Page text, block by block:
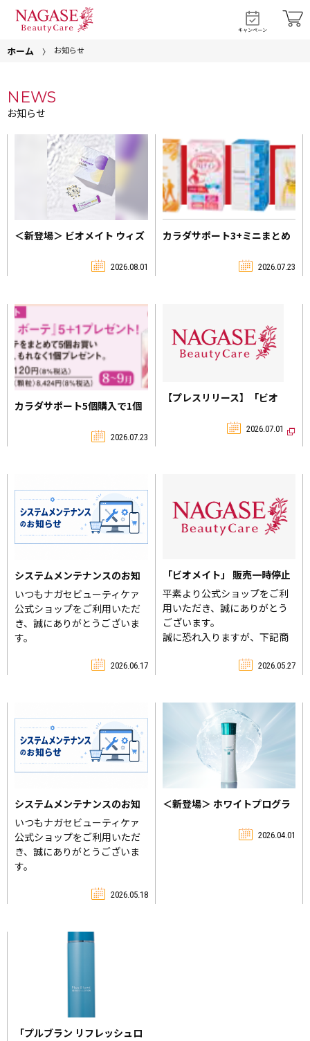
キャンペーン
ホーム お知らせ
NEWS
お知らせ
＜新登場＞ ビオメイト ウィズ
2026.08.01
カラダサポート3+ミニまとめ
買いキャンペーン
2026.07.23
カラダサポート5個購入で1個
プレゼント
2026.07.23
【プレスリリース】「ビオ
2026.07.01
システムメンテナンスのお知
らせ
いつもナガセビューティケァ
公式ショップをご利用いただ
き、誠にありがとうございま
す。
ため、下記時間帯はショップ
～ 翌6:00
お客様にはご不便・ご迷惑を
おかけいたしますが、何卒ご
申し上げます。
2026.06.17
「ビオメイト」 販売一時停止
平素より公式ショップをご利
用いただき、誠にありがとう
ございます。
誠に恐れ入りますが、下記商
りましたため、現在、新規ご
【対象商品】
・ビオメイト
今後の販売につきましては、
決まり次第あらためてご案内
申し上げます。
お客様にはご不便・ご迷惑を
おかけしますこと、心よりお
2026.05.27
システムメンテナンスのお知
いつもナガセビューティケァ
公式ショップをご利用いただ
き、誠にありがとうございま
す。
ため、下記時間帯はショップ
2026年6月8日（月） 22:00 ～
申し上げます。
2026.05.18
＜新登場＞ ホワイトプログラ
ム 薬用ブライトローション
2026.04.01
「プルブラン リフレッシュロ